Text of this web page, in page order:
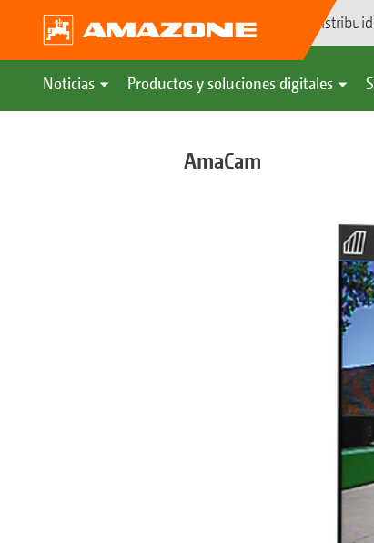
Búsqueda de
Noticias Productos y soluciones digitales
AmaCam